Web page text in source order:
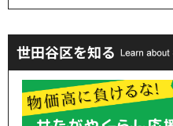
世田谷区を知る